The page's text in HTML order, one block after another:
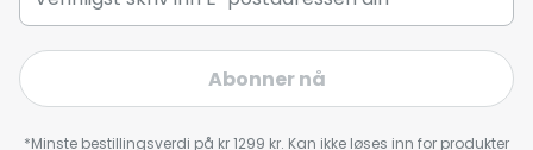
Abonner nå
*Minste bestillingsverdi på kr 1299 kr. Kan ikke løses inn for produkter